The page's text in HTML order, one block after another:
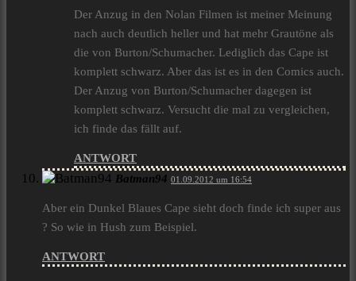
Der Anzug in den Nolan Filmen ist meiner Meinung
nach auch deutlich heller und hat mehr Grautöne als
die von Burton/Schumacher. Lediglich das Cape ist
komplett schwarz. Aber das ist es in den Comics auch.
Der Anzug von Burton/Schumacher dagegen ist
komplett schwarz. Versucht die mal zu vergleichen,
ich finde das fällt auf.
ANTWORT
Batman94 01.09.2012 um 16:54
Aber ein Dunkel Blaues Cape sieht doch finde ich super aus
? So wie in Hush zum Beispiel.
ANTWORT